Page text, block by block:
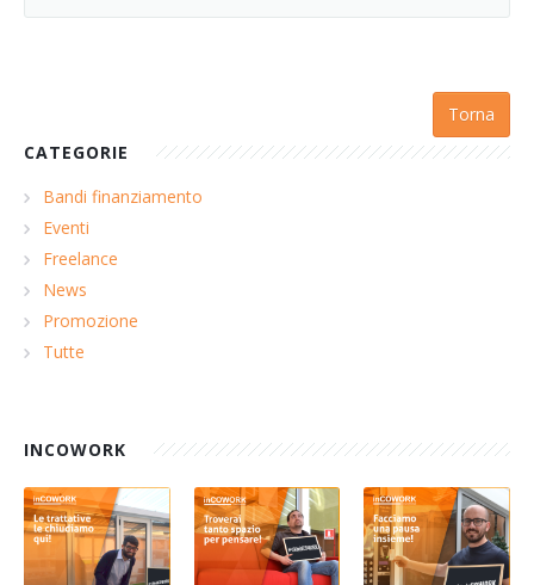
Torna
CATEGORIE
Bandi finanziamento
Eventi
Freelance
News
Promozione
Tutte
INCOWORK